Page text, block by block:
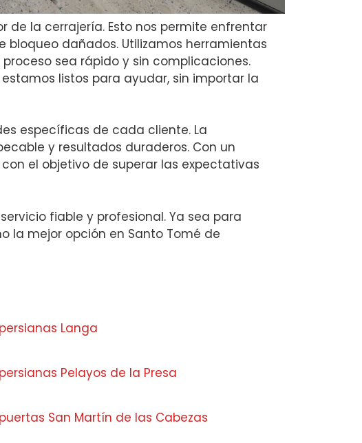
de la cerrajería. Esto nos permite enfrentar
dañados. Utilizamos herramientas
sea rápido y sin complicaciones.
listos para ayudar, sin importar la
específicas de cada cliente. La
y resultados duraderos. Con un
el objetivo de superar las expectativas
fiable y profesional. Ya sea para
la mejor opción en Santo Tomé de
Langa
Pelayos de la Presa
San Martín de las Cabezas